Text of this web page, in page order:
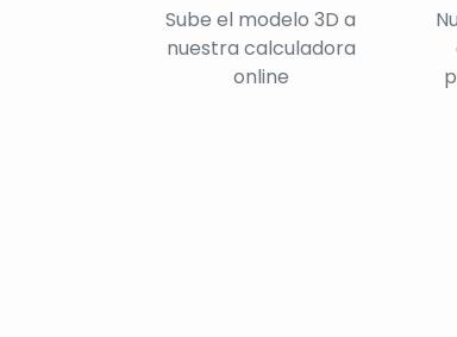
Sube el modelo 3D a
nuestra calculadora
online